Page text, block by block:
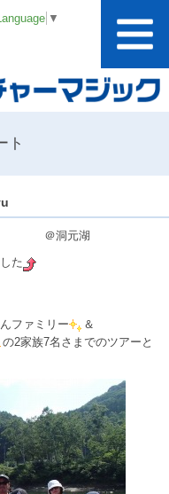
▼
ト
洞元湖
た
ファミリー
＆
の2家族7名さまでのツアーと